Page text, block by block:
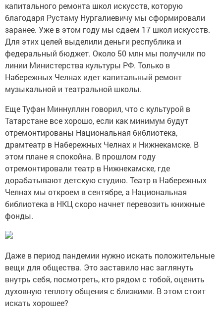
капитального ремонта школ искусств, которую
благодаря Рустаму Нургалиевичу мы сформировали
заранее. Уже в этом году мы сдаем 17 школ искусств.
Для этих целей выделили деньги республика и
федеральный бюджет. Около 50 млн мы получили по
линии Министерства культуры РФ. Только в
Набережных Челнах идет капитальный ремонт
музыкальной и театральной школы.
Еще Туфан Миннуллин говорил, что с культурой в
Татарстане все хорошо, если как минимум будут
отремонтированы Национальная библиотека,
драмтеатр в Набережных Челнах и Нижнекамске. В
этом плане я спокойна. В прошлом году
отремонтировали театр в Нижнекамске, где
дорабатывают детскую студию. Театр в Набережных
Челнах мы откроем в сентябре, а Национальная
библиотека в НКЦ скоро начнет перевозить книжные
фонды.
Даже в период пандемии нужно искать положительные
вещи для общества. Это заставило нас заглянуть
внутрь себя, посмотреть, кто рядом с тобой, оценить
духовную теплоту общения с близкими. В этом стоит
искать хорошее?